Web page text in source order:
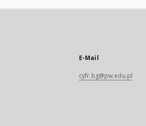
E-Mail
cyfr.bg@pw.edu.pl